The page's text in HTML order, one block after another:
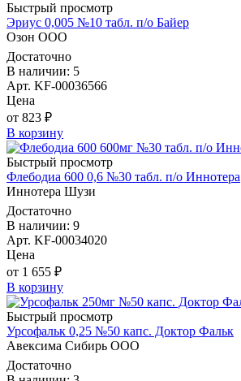
Быстрый просмотр
Эриус 0,005 №10 табл. п/о Байер
Озон ООО
Достаточно
В наличии: 5
Арт. KF-00036566
Цена
от 823 ₽
В корзину
Быстрый просмотр
Флебодиа 600 0,6 №30 табл. п/о Иннотера
Иннотера Шузи
Достаточно
В наличии: 9
Арт. KF-00034020
Цена
от 1 655 ₽
В корзину
Быстрый просмотр
Урсофальк 0,25 №50 капс. Доктор Фальк
Авексима Сибирь ООО
Достаточно